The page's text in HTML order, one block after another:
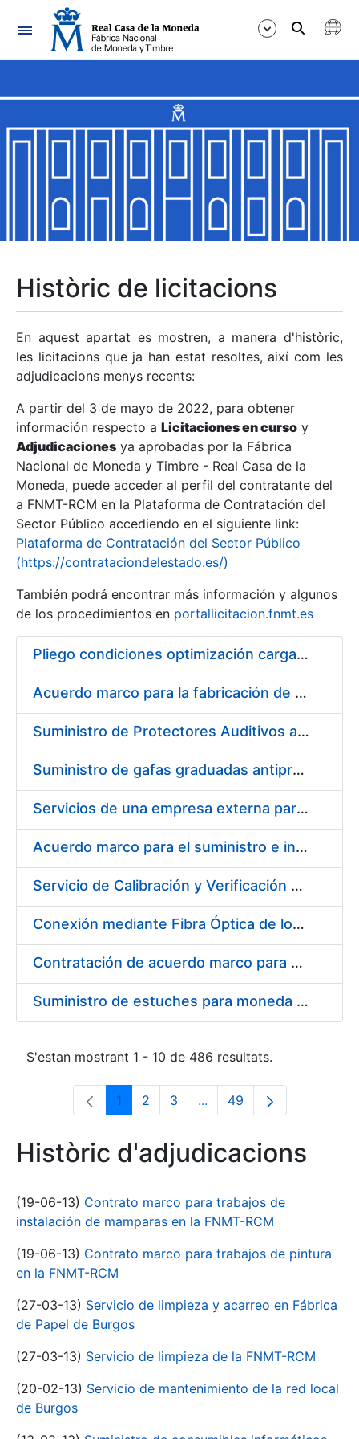
Navegació
Mostra/Amaga
Mostra/Amaga
Mostra/Amaga
Mostra/Amaga
Mostra/Amaga
Mostra/Amaga
Històric de licitacions
En aquest apartat es mostren, a manera d'històric,
les licitacions que ja han estat resoltes, així com les
adjudicacions menys recents:
A partir del 3 de mayo de 2022, para obtener
información respecto a Licitaciones en curso y
Adjudicaciones ya aprobadas por la Fábrica
Nacional de Moneda y Timbre - Real Casa de la
Moneda, puede acceder al perfil del contratante del
a FNMT-RCM en la Plataforma de Contratación del
Sector Público accediendo en el siguiente link:
Plataforma de Contratación del Sector Público
(https://contrataciondelestado.es/)
También podrá encontrar más información y algunos
de los procedimientos en portallicitacion.fnmt.es
Pliego condiciones optimización cargas compras firmado
Acuerdo marco para la fabricación de piezas
Suministro de Protectores Auditivos a medida para las personas trabajadoras de los Centros de Trabajo de Madrid y Burgos
Suministro de gafas graduadas antiproyecciones para los trabajadores de la FNMT-RCM en los centros de trabajo de Madrid y Burgos
Servicios de una empresa externa para el asesoramiento y resolución de los recursos de alzada que se presentan relacionados con procesos de selección para la FNMT-RCM
Acuerdo marco para el suministro e instalación de persianas, estores y otros complementos
Servicio de Calibración y Verificación Externa de los Equipos de Medición del Servicio de Prevención de la FNMT-RCM
Conexión mediante Fibra Óptica de los Centros de Proceso de Datos (CPDs) de las sedes de la FNMT-RCM de Burgos y Madrid
Contratación de acuerdo marco para el Suministro de Material de Electricidad para la Fábrica Nacional de Moneda y Timbre-Real Casa de la Moneda en su centro de trabajo de Burgos
Suministro de estuches para moneda de 30 €
S'estan mostrant 1 - 10 de 486 resultats.
Pàgina
1 Pàgina
2 Pàgina
3 ...Pàgines intermèdies
Pàgina
49
Històric d'adjudicacions
(19-06-13) Contrato marco para trabajos de
instalación de mamparas en la FNMT-RCM
(19-06-13) Contrato marco para trabajos de pintura
en la FNMT-RCM
(27-03-13) Servicio de limpieza y acarreo en Fábrica
de Papel de Burgos
(27-03-13) Servicio de limpieza de la FNMT-RCM
(20-02-13) Servicio de mantenimiento de la red local
de Burgos